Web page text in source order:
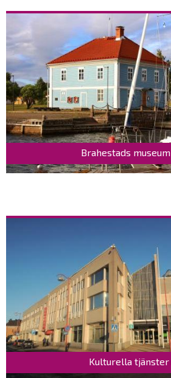
Brahestads museum
Kulturella tjänster